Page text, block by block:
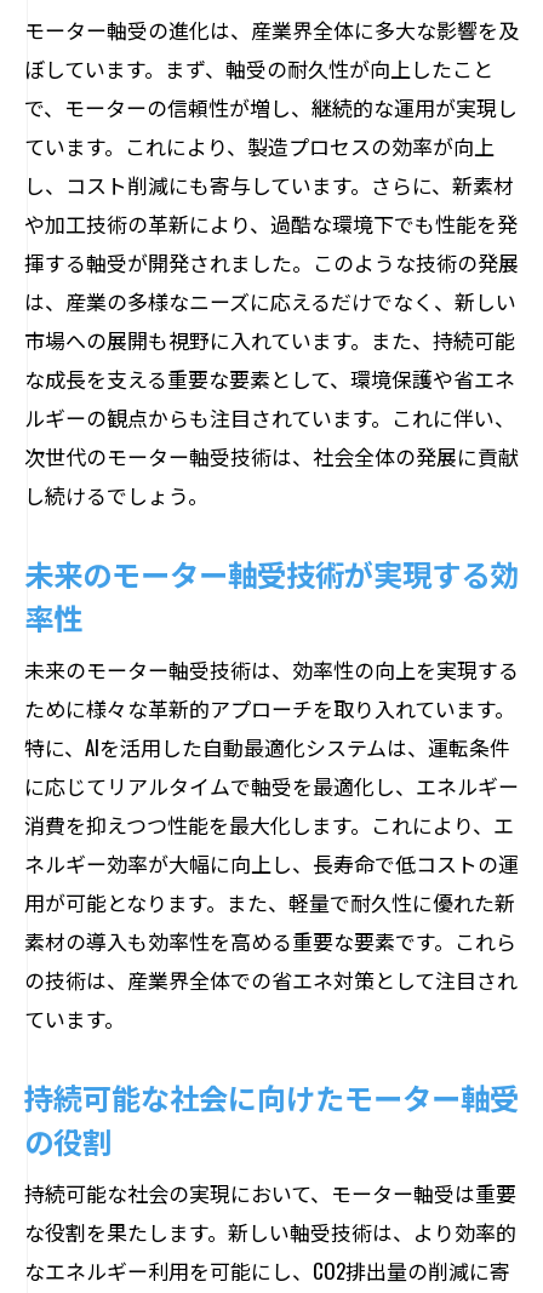
軽量化がもたらすモーター性能の向上
新素材が実現するモーター軸受の耐久性
エネルギー効率を高める新素材の研究
モーター軸受の革新を支える素材開発の
最前線
未来を見据えたモーター軸受の新素材選
定
モーターのエネルギー効率を劇的に変える軸
受技術の革新
エネルギー効率化を可能にする軸受技術
モーター軸受の革新がもたらす省エネ効
果
新技術で実現するモーターの持続可能性
エネルギー消費削減に貢献する軸受技術
次世代のエネルギー効率を支える技術革
新
故障予防の新時代モーター軸受技術が鍵を握
る
モーター軸受の故障予防技術とは
予知保全を可能にするモーター軸受技術
故障を未然に防ぐモーター軸受の革新
信頼性を高める故障予防技術の役割
モーター軸受の寿命を延ばす最新技術
持続可能な社会を支えるモーター軸受の最新
技術
持続可能性を実現するモーター軸受の革
新
環境負荷を軽減するモーター軸受技術
モーター軸受の進化は、産業界全体に多大な影響を及
ぼしています。まず、軸受の耐久性が向上したこと
で、モーターの信頼性が増し、継続的な運用が実現し
ています。これにより、製造プロセスの効率が向上
し、コスト削減にも寄与しています。さらに、新素材
や加工技術の革新により、過酷な環境下でも性能を発
揮する軸受が開発されました。このような技術の発展
は、産業の多様なニーズに応えるだけでなく、新しい
市場への展開も視野に入れています。また、持続可能
な成長を支える重要な要素として、環境保護や省エネ
ルギーの観点からも注目されています。これに伴い、
次世代のモーター軸受技術は、社会全体の発展に貢献
し続けるでしょう。
未来のモーター軸受技術が実現する効
率性
未来のモーター軸受技術は、効率性の向上を実現する
ために様々な革新的アプローチを取り入れています。
特に、AIを活用した自動最適化システムは、運転条件
に応じてリアルタイムで軸受を最適化し、エネルギー
消費を抑えつつ性能を最大化します。これにより、エ
ネルギー効率が大幅に向上し、長寿命で低コストの運
用が可能となります。また、軽量で耐久性に優れた新
素材の導入も効率性を高める重要な要素です。これら
の技術は、産業界全体での省エネ対策として注目され
ています。
持続可能な社会に向けたモーター軸受
の役割
持続可能な社会の実現において、モーター軸受は重要
な役割を果たします。新しい軸受技術は、より効率的
なエネルギー利用を可能にし、CO2排出量の削減に寄